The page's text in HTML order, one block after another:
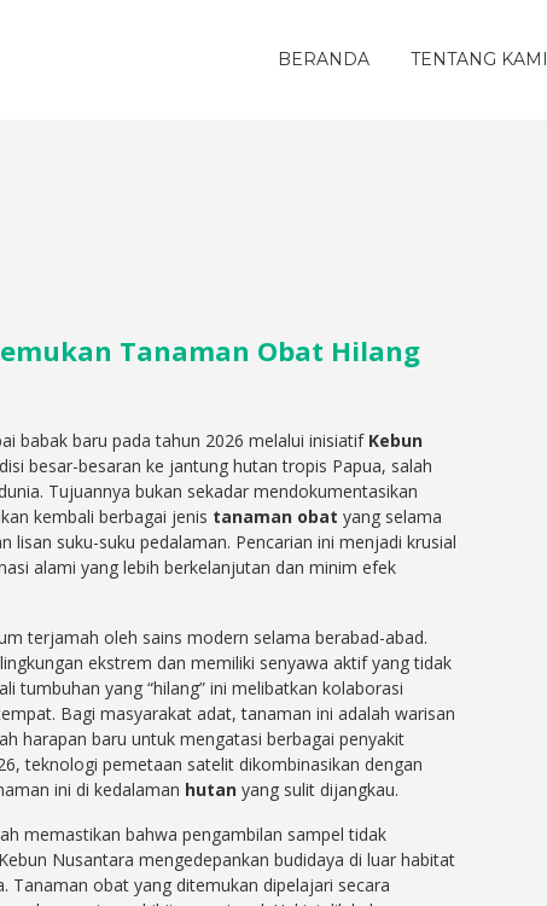
BERANDA TENTANG KAMI
Tanaman Obat Hilang
babak baru pada tahun 2026 melalui inisiatif Kebun
besar-besaran ke jantung hutan tropis Papua, salah
Tujuannya bukan sekadar mendokumentasikan
kembali berbagai jenis tanaman obat yang selama
lisan suku-suku pedalaman. Pencarian ini menjadi krusial
alami yang lebih berkelanjutan dan minim efek
terjamah oleh sains modern selama berabad-abad.
ekstrem dan memiliki senyawa aktif yang tidak
tumbuhan yang “hilang” ini melibatkan kolaborasi
Bagi masyarakat adat, tanaman ini adalah warisan
harapan baru untuk mengatasi berbagai penyakit
teknologi pemetaan satelit dikombinasikan dengan
ini di kedalaman hutan yang sulit dijangkau.
memastikan bahwa pengambilan sampel tidak
Nusantara mengedepankan budidaya di luar habitat
Tanaman obat yang ditemukan dipelajari secara